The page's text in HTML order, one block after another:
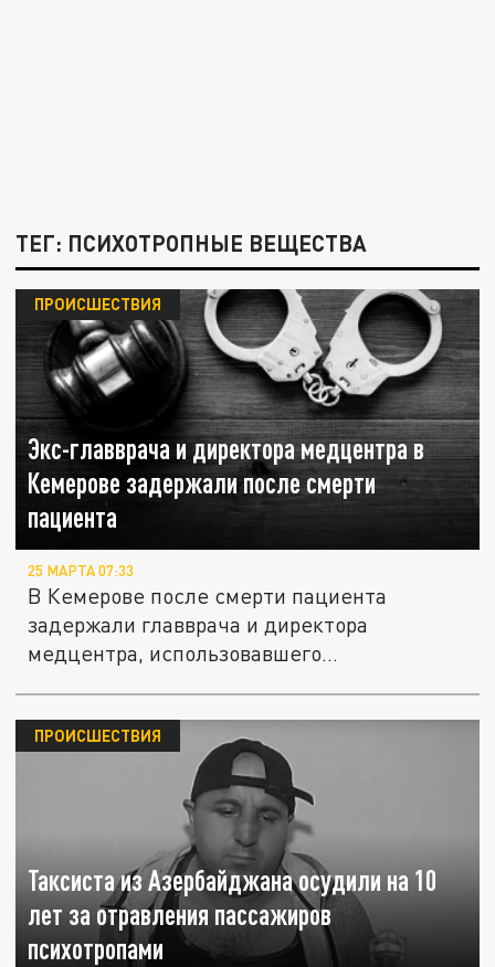
ТЕГ: ПСИХОТРОПНЫЕ ВЕЩЕСТВА
Экс-главврача и директора медцентра в
Кемерове задержали после смерти
пациента
ПРОИСШЕСТВИЯ
25 МАРТА 07:33
В Кемерове после смерти пациента
задержали главврача и директора
медцентра, использовавшего
Таксиста из Азербайджана осудили на 10
лет за отравления пассажиров
психотропами
ПРОИСШЕСТВИЯ